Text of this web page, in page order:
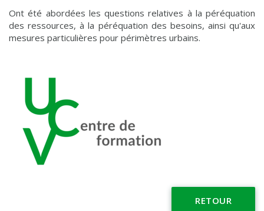
Ont été abordées les questions relatives à la péréquation
des ressources, à la péréquation des besoins, ainsi qu'aux
mesures particulières pour périmètres urbains.
RETOUR